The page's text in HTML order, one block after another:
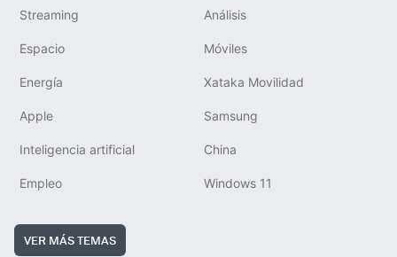
Streaming Análisis
Espacio Móviles
Energía Xataka Movilidad
Apple Samsung
Inteligencia artificial China
Empleo Windows 11
VER MÁS TEMAS